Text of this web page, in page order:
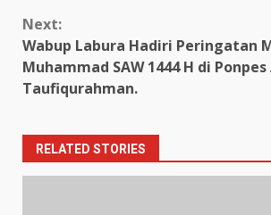
Next:
Wabup Labura Hadiri Peringatan
Muhammad SAW 1444 H di
Taufiqurahman.
RELATED STORIES